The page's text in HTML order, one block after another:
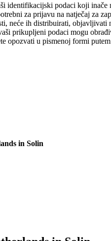
identifikacijski podaci koji
za prijavu na natječaj za
neće ih distribuirati,
prikupljeni podaci mogu
opozvati u pismenoj formi
in Solin